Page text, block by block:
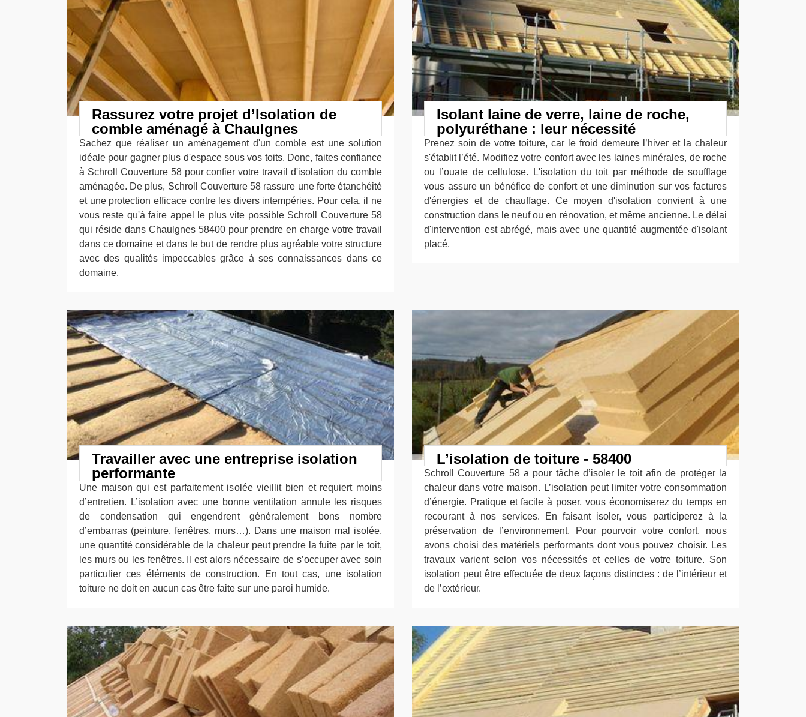
Rassurez votre projet d’Isolation de
comble aménagé à Chaulgnes
Sachez que réaliser un aménagement d'un comble est une solution
idéale pour gagner plus d'espace sous vos toits. Donc, faites confiance
à Schroll Couverture 58 pour confier votre travail d'isolation du comble
aménagée. De plus, Schroll Couverture 58 rassure une forte étanchéité
et une protection efficace contre les divers intempéries. Pour cela, il ne
vous reste qu'à faire appel le plus vite possible Schroll Couverture 58
qui réside dans Chaulgnes 58400 pour prendre en charge votre travail
dans ce domaine et dans le but de rendre plus agréable votre structure
avec des qualités impeccables grâce à ses connaissances dans ce
domaine.
Isolant laine de verre, laine de roche,
polyuréthane : leur nécessité
Prenez soin de votre toiture, car le froid demeure l’hiver et la chaleur
s'établit l’été. Modifiez votre confort avec les laines minérales, de roche
ou l’ouate de cellulose. L'isolation du toit par méthode de soufflage
vous assure un bénéfice de confort et une diminution sur vos factures
d'énergies et de chauffage. Ce moyen d'isolation convient à une
construction dans le neuf ou en rénovation, et même ancienne. Le délai
d'intervention est abrégé, mais avec une quantité augmentée d'isolant
placé.
Travailler avec une entreprise isolation
performante
Une maison qui est parfaitement isolée vieillit bien et requiert moins
d’entretien. L’isolation avec une bonne ventilation annule les risques
de condensation qui engendrent généralement bons nombre
d’embarras (peinture, fenêtres, murs…). Dans une maison mal isolée,
une quantité considérable de la chaleur peut prendre la fuite par le toit,
les murs ou les fenêtres. Il est alors nécessaire de s’occuper avec soin
particulier ces éléments de construction. En tout cas, une isolation
toiture ne doit en aucun cas être faite sur une paroi humide.
L’isolation de toiture - 58400
Schroll Couverture 58 a pour tâche d’isoler le toit afin de protéger la
chaleur dans votre maison. L’isolation peut limiter votre consommation
d’énergie. Pratique et facile à poser, vous économiserez du temps en
recourant à nos services. En faisant isoler, vous participerez à la
préservation de l’environnement. Pour pourvoir votre confort, nous
avons choisi des matériels performants dont vous pouvez choisir. Les
travaux varient selon vos nécessités et celles de votre toiture. Son
isolation peut être effectuée de deux façons distinctes : de l’intérieur et
de l’extérieur.